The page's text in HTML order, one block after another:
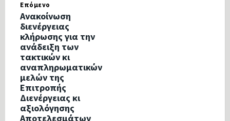
Επόμενο
Ανακοίνωση
διενέργειας
κλήρωσης για την
ανάδειξη των
τακτικών κι
αναπληρωματικών
μελών της
Επιτροπής
Διενέργειας κι
αξιολόγησης
Αποτελεσμάτων